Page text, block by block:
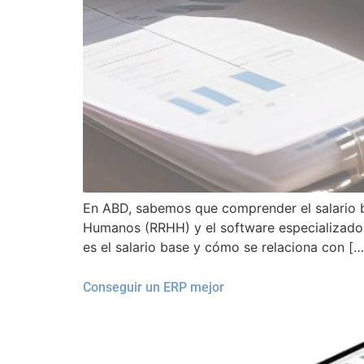
En ABD, sabemos que comprender el
Humanos (RRHH) y el software
es el salario base y cómo se relaciona con
Conseguir un ERP mejor